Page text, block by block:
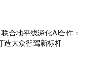
合地平线深化AI合作：
造大众智驾新标杆